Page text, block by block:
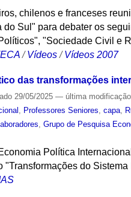
chilenos e franceses
do Sul" para debater os
"Sociedade Civil e
/Vídeos /Vídeos 2007
das transformações
29/05/2025— última modificação
, Professores Seniores,capa,
,Grupo de Pesquisa
Política
"Transformações do